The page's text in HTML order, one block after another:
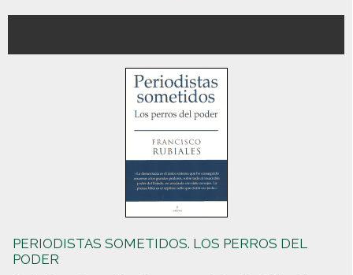
PERIODISTAS SOMETIDOS. LOS PERROS DEL
PODER